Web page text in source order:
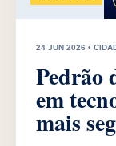
24 JUN 2026 •
Pedrão
em
mais